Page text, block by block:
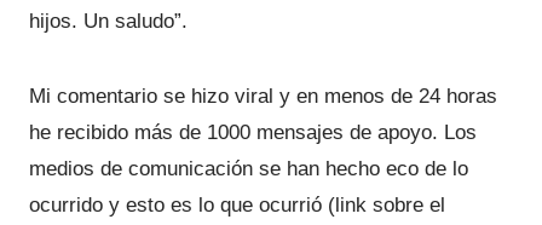
hijos. Un saludo”.
Mi comentario se hizo viral y en menos de 24 horas
he recibido más de 1000 mensajes de apoyo. Los
medios de comunicación se han hecho eco de lo
ocurrido y esto es lo que ocurrió (link sobre el